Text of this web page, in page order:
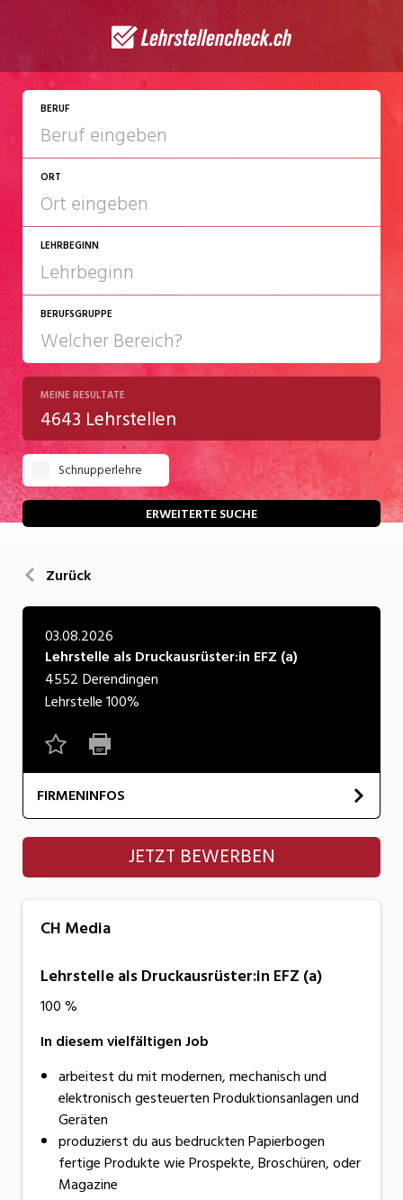
BERUF
ORT
LEHRBEGINN
2027
2028
BERUFSGRUPPE
Chemie/Pharma
Gastgewerbe
Gesundheit/Pflege/Soziales
Handwerk/Technik
Kultur
Natur
Verkehr/Logistik
Wirtschaft/Verwaltung
MEINE RESULTATE
4643 Lehrstellen
Schnupperlehre
ERWEITERTE SUCHE
Zurück
03.08.2026
Lehrstelle als Druckausrüster:in EFZ (a)
4552 Derendingen
Lehrstelle100%
FIRMENINFOS
CH Media
JETZT BEWERBEN
CH Media
Lehrstelle als Druckausrüster:in EFZ (a)
100 %
In diesem vielfältigen Job
arbeitest du mit modernen, mechanisch und
elektronisch gesteuerten Produktionsanlagen und
Geräten
produzierst du aus bedruckten Papierbogen
fertige Produkte wie Prospekte, Broschüren, oder
Magazine